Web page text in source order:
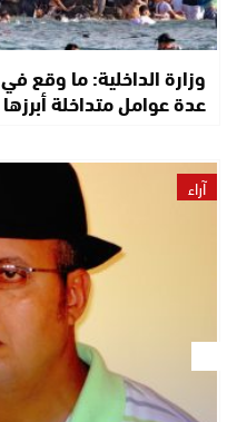
وزارة الداخلية: ما وقع
عدة عوامل متداخلة
آراء